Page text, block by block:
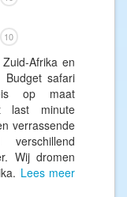
10
Afrika en
Budget safari
op maat
last minute
verrassende
Wij dromen
Lees meer